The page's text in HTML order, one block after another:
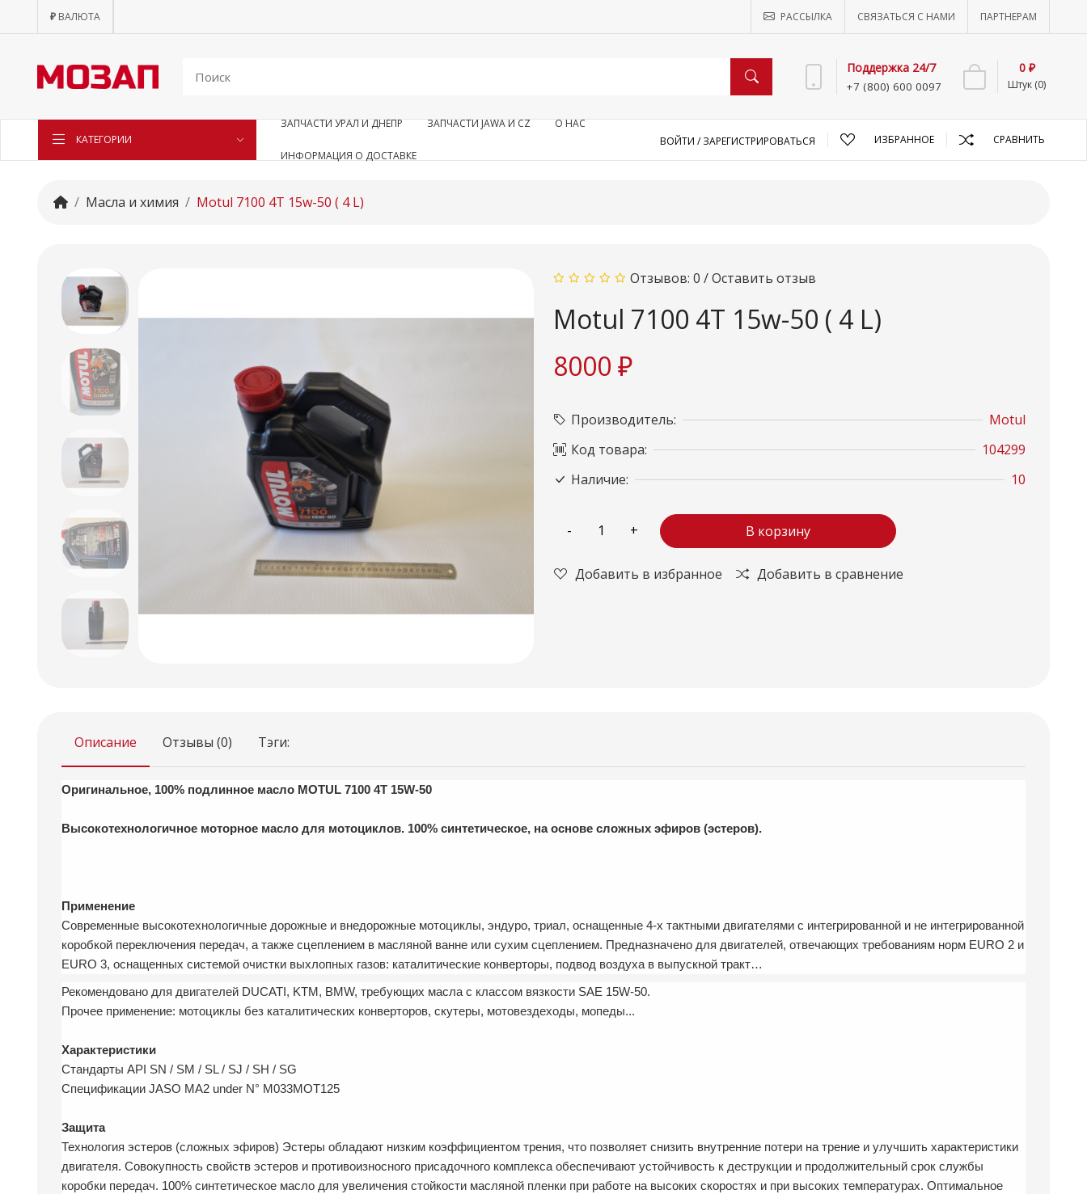
₽ ВАЛЮТА РАССЫЛКА СВЯЗАТЬСЯ С НАМИ ПАРТНЕРАМ
Поддержка 24/7
+7 (800) 600 0097 Штук (0)
0 ₽
КАТЕГОРИИ
ЗАПЧАСТИ УРАЛ И ДНЕПР ЗАПЧАСТИ JAWA И CZ О НАС
ИНФОРМАЦИЯ О ДОСТАВКЕ
ВОЙТИ /ЗАРЕГИСТРИРОВАТЬСЯ ИЗБРАННОЕ СРАВНИТЬ
Масла и химия Motul 7100 4T 15w-50 ( 4 L)
Отзывов: 0 /Оставить отзыв
Motul 7100 4T 15w-50 ( 4 L)
8000 ₽
Производитель:
Motul
Код товара:
104299
Наличие:
10
В корзину
Добавить в избранное Добавить в сравнение
Описание Отзывы (0) Тэги:
Оригинальное, 100% подлинное масло MOTUL 7100 4T 15W-50
Высокотехнологичное моторное масло для мотоциклов. 100% синтетическое, на основе сложных эфиров (эстеров).
Применение
Современные высокотехнологичные дорожные и внедорожные мотоциклы, эндуро, триал, оснащенные 4-х тактными двигателями с интегрированной и не интегрированной
коробкой переключения передач, а также сцеплением в масляной ванне или сухим сцеплением. Предназначено для двигателей, отвечающих требованиям норм EURO 2 и
EURO 3, оснащенных системой очистки выхлопных газов: каталитические конверторы, подвод воздуха в выпускной тракт…
Рекомендовано для двигателей DUCATI, KTM, BMW, требующих масла с классом вязкости SAE 15W-50.
Прочее применение: мотоциклы без каталитических конверторов, скутеры, мотовездеходы, мопеды...
Характеристики
Стандарты API SN / SM / SL / SJ / SH / SG
Спецификации JASO MA2 under N° M033MOT125
Защита
Технология эстеров (сложных эфиров) Эстеры обладают низким коэффициентом трения, что позволяет снизить внутренние потери на трение и улучшить характеристики
двигателя. Совокупность свойств эстеров и противоизносного присадочного комплекса обеспечивают устойчивость к деструкции и продолжительный срок службы
коробки передач. 100% синтетическое масло для увеличения стойкости масляной пленки при работе на высоких скоростях и при высоких температурах. Оптимальное